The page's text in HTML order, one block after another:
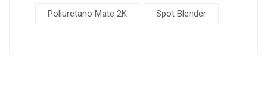
Poliuretano Mate 2K Spot Blender